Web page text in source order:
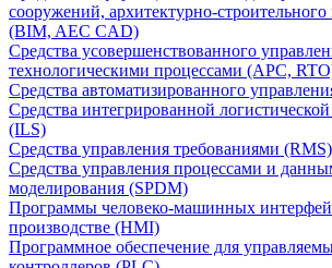
сооружений, архитектурно-
(BIM, AEC CAD)
Средства усовершенствованного
технологическими процессами (APC,
Средства автоматизированного
Средства интегрированной
(ILS)
Средства управления требованиями (RMS)
Средства управления процессами и
моделирования (SPDM)
Программы человеко-машинных
производстве (HMI)
Программное обеспечение для